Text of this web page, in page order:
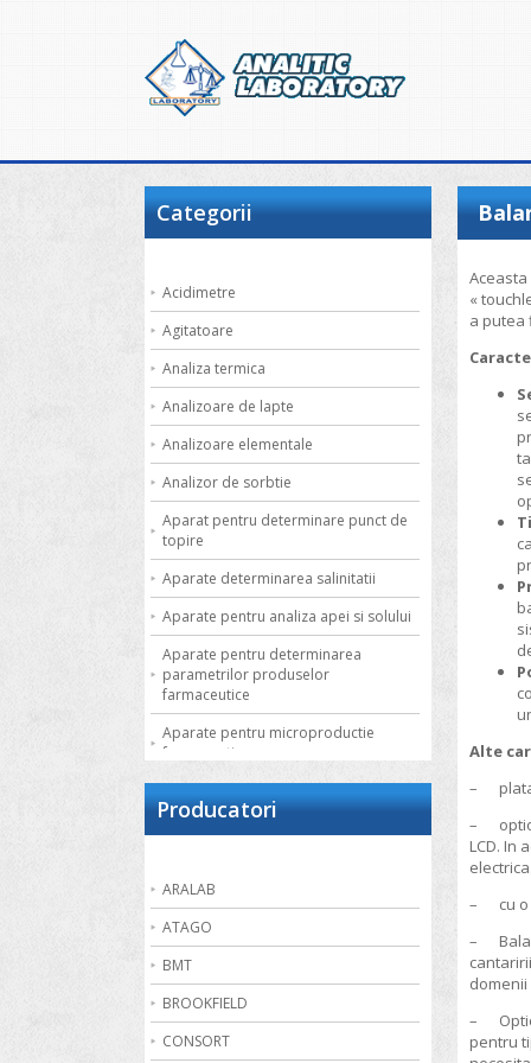
Categorii
Acidimetre
Agitatoare
Analiza termica
Analizoare de lapte
Analizoare elementale
Analizor de sorbtie
Aparat pentru determinare punct de
topire
Aparate determinarea salinitatii
Aparate pentru analiza apei si solului
Aparate pentru determinarea
parametrilor produselor
farmaceutice
Aparate pentru microproductie
farmaceutica
Bai termostatate cu circulatie externa
Bai termostatate pentru aplicatii
speciale
Bai ultrasonice
Balante
Producatori
ARALAB
ATAGO
BMT
BROOKFIELD
CONSORT
«
a putea
Alte
–
–
LCD. In
– cu o
–
–
pentru